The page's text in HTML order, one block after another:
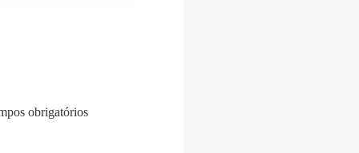
obrigatórios